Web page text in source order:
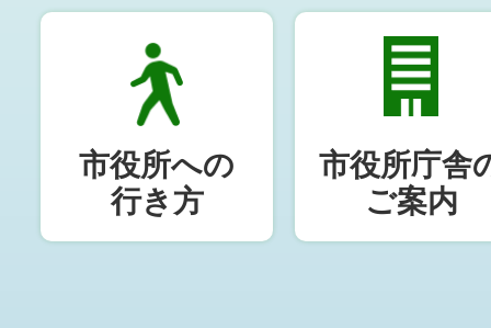
市役所への
行き方
市役所庁舎
ご案内